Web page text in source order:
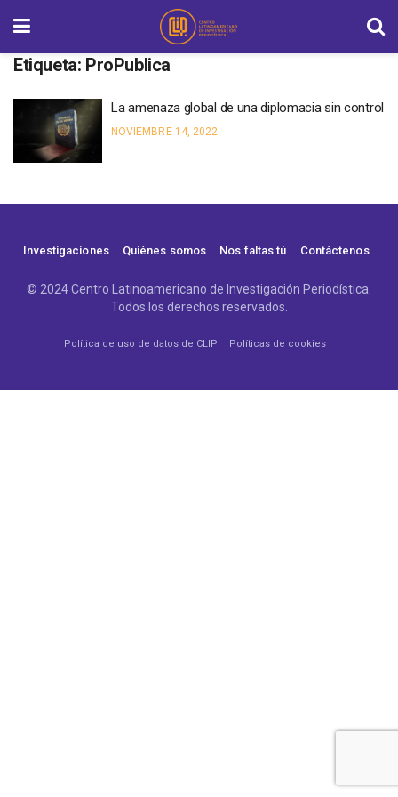
Etiqueta: ProPublica
La amenaza global de una diplomacia sin control
NOVIEMBRE 14, 2022
Investigaciones Quiénes somos Nos faltas tú Contáctenos
© 2024 Centro Latinoamericano de Investigación Periodística.
Todos los derechos reservados.
Política de uso de datos de CLIP Políticas de cookies